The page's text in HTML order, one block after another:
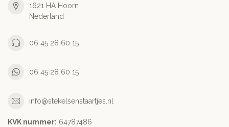
1621 HA Hoorn
Nederland
06 45 28 60 15
06 45 28 60 15
info@stekelsenstaartjes.nl
KVK nummer: 64787486